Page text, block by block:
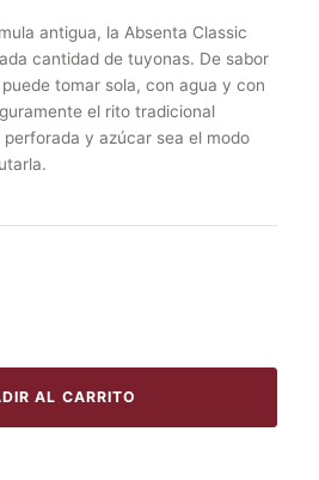
antigua, la Absenta Classic
cantidad de tuyonas. De sabor
tomar sola, con agua y con
el rito tradicional
y azúcar sea el modo
AL CARRITO